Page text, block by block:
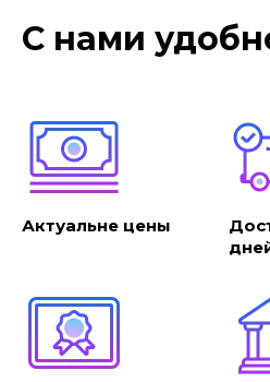
С нами
Актуальне цены